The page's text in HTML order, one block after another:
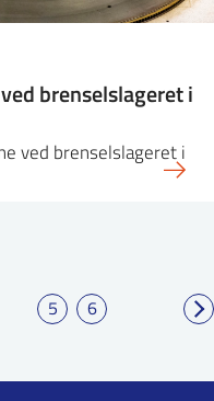
brenselslageret i
ved brenselslageret i
5 6